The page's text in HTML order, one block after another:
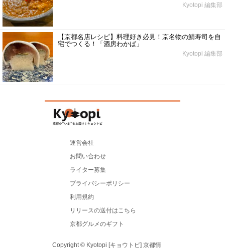
Kyotopi 編集部
【京都名店レシピ】料理好き必見！京名物の鯖寿司を自
宅でつくる！「酒房わかば」
Kyotopi 編集部
運営会社
お問い合わせ
ライター募集
プライバシーポリシー
利用規約
リリースの送付はこちら
京都グルメのギフト
Copyright © Kyotopi [キョウトピ] 京都情